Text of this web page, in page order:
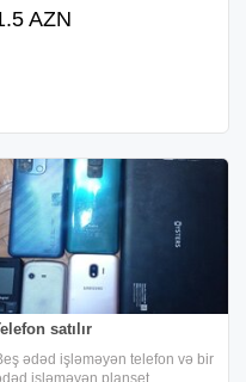
AZN
satılır
ədəd işləməyən telefon və bir
işləməyən planşet